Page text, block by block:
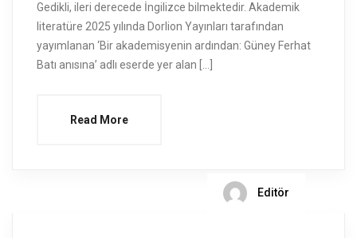
Gedikli, ileri derecede İngilizce bilmektedir. Akademik
literatüre 2025 yılında Dorlion Yayınları tarafından
yayımlanan ‘Bir akademisyenin ardından: Güney Ferhat
Batı anısına’ adlı eserde yer alan […]
Read More
Editör